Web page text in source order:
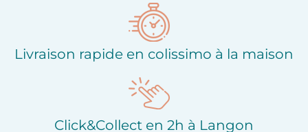
Livraison rapide en colissimo à la maison
Click&Collect en 2h à Langon